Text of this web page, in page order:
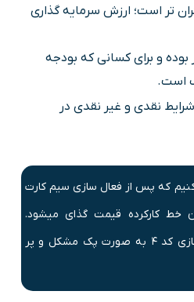
تر است؛ ارزش سرمایه گذاری
بوده و برای کسانی که بودجه
است.
با شرایط نقدی و غیر نقدی در
کنیم که پس از فعال سازی سیم کارت
خط کارکرده قیمت گذای میشود.
همینطور خرید کارت فعال سازی کد 4 به صورت پک مشکل و پر